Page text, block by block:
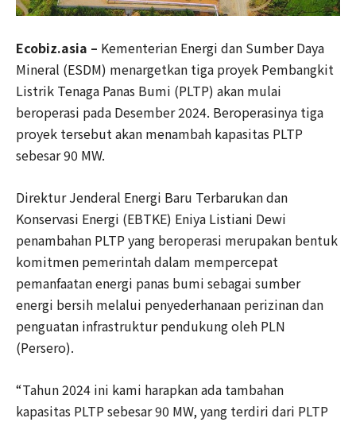
Ecobiz.asia – Kementerian Energi dan Sumber Daya
Mineral (ESDM) menargetkan tiga proyek Pembangkit
Listrik Tenaga Panas Bumi (PLTP) akan mulai
beroperasi pada Desember 2024. Beroperasinya tiga
proyek tersebut akan menambah kapasitas PLTP
sebesar 90 MW.
Direktur Jenderal Energi Baru Terbarukan dan
Konservasi Energi (EBTKE) Eniya Listiani Dewi
penambahan PLTP yang beroperasi merupakan bentuk
komitmen pemerintah dalam mempercepat
pemanfaatan energi panas bumi sebagai sumber
energi bersih melalui penyederhanaan perizinan dan
penguatan infrastruktur pendukung oleh PLN
(Persero).
“Tahun 2024 ini kami harapkan ada tambahan
kapasitas PLTP sebesar 90 MW, yang terdiri dari PLTP